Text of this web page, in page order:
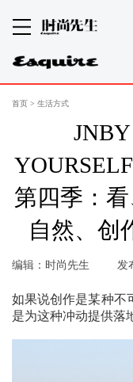
首页 > 生活方式
第四季：
自然、创
编辑：时尚先生 发
如果说创作是某种不
是为这种冲动提供落